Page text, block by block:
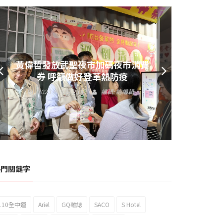
黃偉哲發放武聖夜市加碼夜市消費
券 呼籲做好登革熱防疫
2023 年 9 月 23 日 編輯:總編輯
關鍵字
全中運 Ariel GQ雜誌 SACO S Hotel